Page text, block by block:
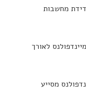
מחשבות
לאורך
מסייע